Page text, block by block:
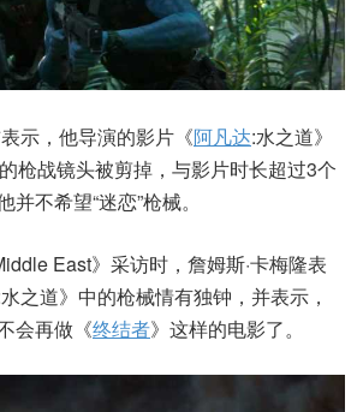
示，他导演的影片《阿凡达:水之道》
枪战镜头被剪掉，与影片时长超过3个
不希望“迷恋”枪械。
East》采访时，詹姆斯·卡梅隆表
之道》中的枪械情有独钟，并表示，
会再做《终结者》这样的电影了。